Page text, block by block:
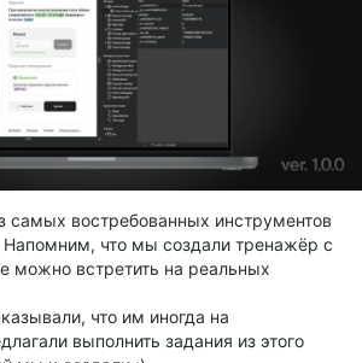
самых востребованных инструментов
Напомним, что мы создали тренажёр с
можно встретить на реальных
что им иногда на
выполнить задания из этого